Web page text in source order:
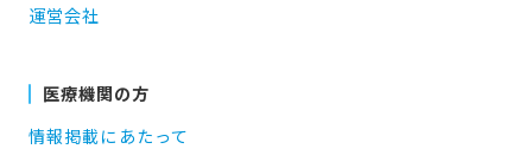
運営会社
医療機関の方
情報掲載にあたって